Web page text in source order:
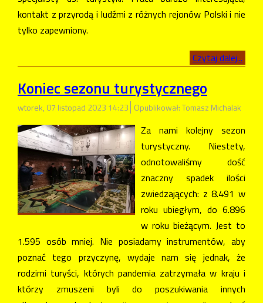
kontakt z przyrodą i ludźmi z różnych rejonów Polski i nie
tylko zapewniony.
Czytaj dalej...
Koniec sezonu turystycznego
wtorek, 07 listopad 2023 14:23 Opublikował: Tomasz Michalak
Za nami kolejny sezon
turystyczny. Niestety,
odnotowaliśmy dość
znaczny spadek ilości
zwiedzających: z 8.491 w
roku ubiegłym, do 6.896
w roku bieżącym. Jest to
1.595 osób mniej. Nie posiadamy instrumentów, aby
poznać tego przyczynę, wydaje nam się jednak, że
rodzimi turyści, których pandemia zatrzymała w kraju i
którzy zmuszeni byli do poszukiwania innych